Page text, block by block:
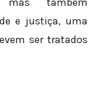
e justiça, uma
ser tratados